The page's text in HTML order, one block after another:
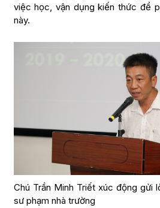
việc học, vận dụng kiến thức để
này.
Chú Trần Minh Triết xúc động gửi
sư phạm nhà trường